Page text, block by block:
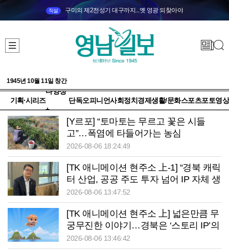
직설 구미의 제2전성기 대구까지...옛 영광 되찾아야
1945년 10월 11일 창간
기획·시리즈
다양성
+
단독오피니언사회정치 경제생활/문화스포츠포토영상
[Y르포] “토마토는 무르고 꽃은 시들
고”…폭염에 타들어가는 농심
2026-08-06 18:24:49
[TK 애니메이션 현주소 上-1] “경북 캐릭
터 산업, 공공 주도 투자 넘어 IP 자체 생
태계 구축 필요”
2026-08-06 13:47:52
[TK 애니메이션 현주소 上] 넓은만큼 무
궁무진한 이야기…경북은 ‘스토리 IP’의
원천
2026-08-06 13:46:42